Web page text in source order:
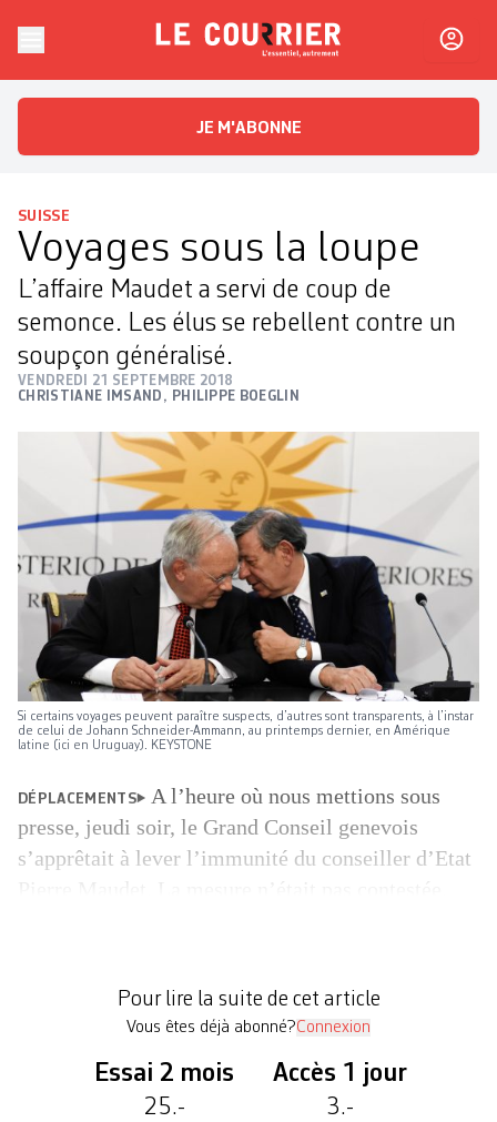
Le CourrierL'essentiel, autrement
JE M'ABONNE
SUISSE
Voyages sous la loupe
L’affaire Maudet a servi de coup de
semonce. Les élus se rebellent contre un
soupçon généralisé.
VENDREDI 21 SEPTEMBRE 2018
CHRISTIANE IMSAND , PHILIPPE BOEGLIN
Si certains voyages peuvent paraître suspects, d’autres sont transparents, à l’instar
de celui de Johann Schneider-Ammann, au printemps dernier, en Amérique
latine (ici en Uruguay). KEYSTONE
DÉPLACEMENTS
A l’heure où nous mettions sous
presse, jeudi soir, le Grand Conseil genevois
s’apprêtait à lever l’immunité du conseiller d’Etat
poursuivre l’ex-homme fort du […]
Pour lire la suite de cet article
Vous êtes déjà abonné?Connexion
Essai 2 mois
25.-
Accès 1 jour
3.-